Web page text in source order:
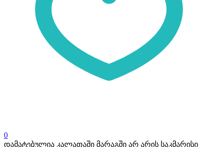
0
დამატებულია კალათაში მარაგში არ არის საკმარისი